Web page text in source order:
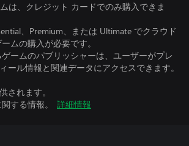
は、クレジット カードでのみ購入できま
、Premium、または Ultimate でクラウド
ムの購入が必要です。
ームのパブリッシャーは、ユーザーがプレ
ール情報と関連データにアクセスできます。
されます。
する情報。
詳細情報